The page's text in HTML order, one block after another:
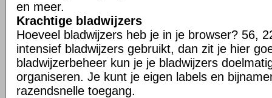
en meer.
Krachtige bladwijzers
Hoeveel bladwijzers heb je in je browser? 56,
intensief bladwijzers gebruikt, dan zit je hier
bladwijzerbeheer kun je je bladwijzers
organiseren. Je kunt je eigen labels en
razendsnelle toegang.